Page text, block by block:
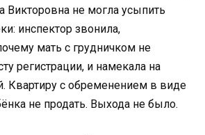
Викторовна не могла усыпить
инспектор звонила,
мать с грудничком не
регистрации, и намекала на
Квартиру с обременением в виде
не продать. Выхода не было.